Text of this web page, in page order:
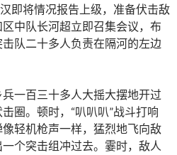
即将情况报告上级，准备伏击敌
中队长河超立即召集会议，布
队二十多人负责在隔河的左边
一百三十多人大摇大摆地开过
圈。顿时，“叭叭叭”战斗打响
轻机枪声一样，猛烈地飞向敌
个突击组冲过去。霎时，敌人